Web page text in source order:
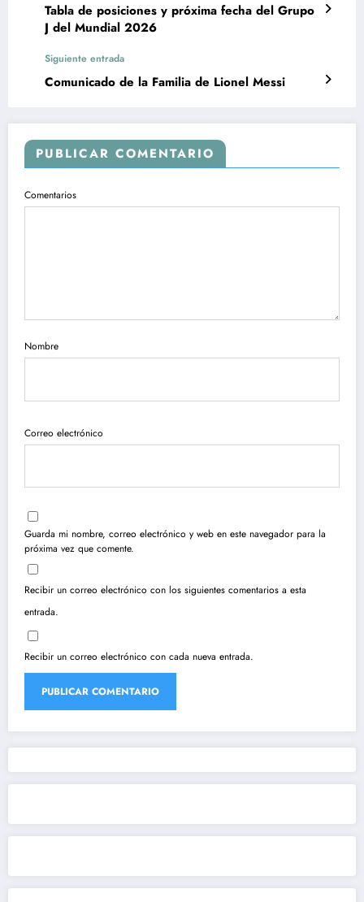
Tabla de posiciones y próxima fecha del Grupo
J del Mundial 2026
Siguiente entrada
Comunicado de la Familia de Lionel Messi
PUBLICAR COMENTARIO
Comentarios
Nombre
Correo electrónico
Guarda mi nombre, correo electrónico y web en este navegador para la
próxima vez que comente.
Recibir un correo electrónico con los siguientes comentarios a esta
entrada.
Recibir un correo electrónico con cada nueva entrada.